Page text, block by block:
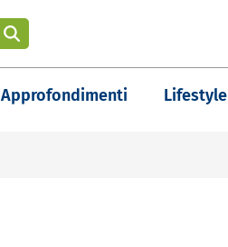
Approfondimenti Lifestyle